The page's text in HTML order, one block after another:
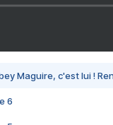
Maguire, c'est lui !
6